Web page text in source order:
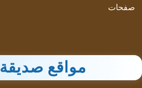
صفحات
مواقع صديقة